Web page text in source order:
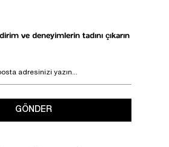
ve deneyimlerin tadını çıkarın
GÖNDER